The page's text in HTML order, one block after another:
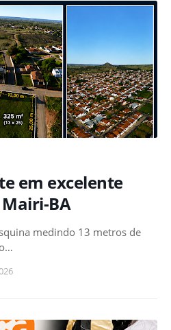
em excelente
BA
medindo 13 metros de